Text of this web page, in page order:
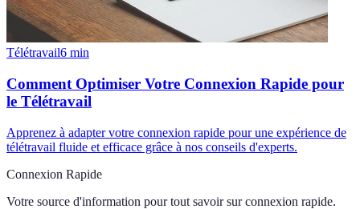
Télétravail6 min
Comment Optimiser Votre Connexion Rapide pour
le Télétravail
Apprenez à adapter votre connexion rapide pour une expérience de
télétravail fluide et efficace grâce à nos conseils d'experts.
Connexion Rapide
Votre source d'information pour tout savoir sur connexion rapide.